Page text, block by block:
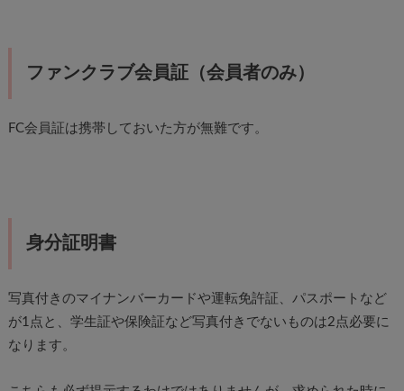
ファンクラブ会員証（会員者のみ）
FC会員証は携帯しておいた方が無難です。
身分証明書
写真付きのマイナンバーカードや運転免許証、パスポートなど
が1点と、学生証や保険証など写真付きでないものは2点必要に
なります。